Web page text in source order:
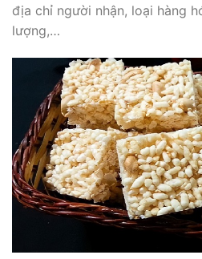
địa chỉ người nhận, loại hàng
lượng,…